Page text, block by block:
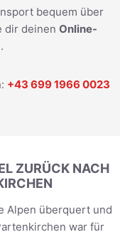
bequem über
dir deinen Online-
.
+43 699 1966 0023
ZURÜCK NACH
Alpen überquert und
war für